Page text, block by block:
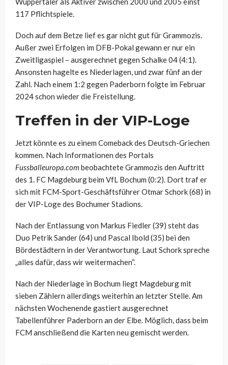
117 Pflichtspiele.
Doch auf dem Betze lief es gar nicht gut für Grammozis.
Außer zwei Erfolgen im DFB-Pokal gewann er nur ein
Zweitligaspiel – ausgerechnet gegen Schalke 04 (4:1).
Ansonsten hagelte es Niederlagen, und zwar fünf an der
Zahl. Nach einem 1:2 gegen Paderborn folgte im Februar
2024 schon wieder die Freistellung.
Treffen in der VIP-Loge
Jetzt könnte es zu einem Comeback des Deutsch-Griechen
kommen. Nach Informationen des Portals
Fussballeuropa.com beobachtete Grammozis den Auftritt
des 1. FC Magdeburg beim VfL Bochum (0:2). Dort traf er
sich mit FCM-Sport-Geschäftsführer Otmar Schork (68) in
der VIP-Loge des Bochumer Stadions.
Nach der Entlassung von Markus Fiedler (39) steht das
Duo Petrik Sander (64) und Pascal Ibold (35) bei den
Bördestädtern in der Verantwortung. Laut Schork spreche
„alles dafür, dass wir weitermachen“.
Nach der Niederlage in Bochum liegt Magdeburg mit
sieben Zählern allerdings weiterhin an letzter Stelle. Am
nächsten Wochenende gastiert ausgerechnet
Tabellenführer Paderborn an der Elbe. Möglich, dass beim
FCM anschließend die Karten neu gemischt werden.